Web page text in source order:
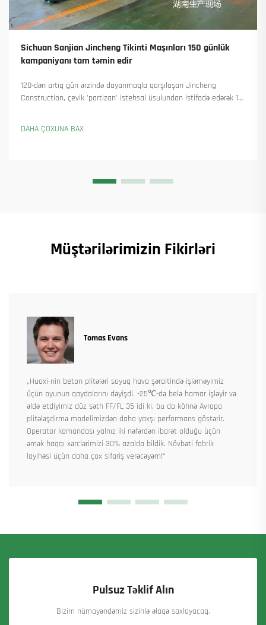
Sichuan Sanjian Jincheng Tikinti Maşınları 150 günlük
kampaniyanı tam təmin edir
120-dən artıq gün ərzində dayanmaqla qarşılaşan Jincheng
Construction, çevik 'partizan' istehsal üsulundan istifadə edərək 18
DAHA ÇOXUNA BAX
Müştərilərimizin Fikirləri
Tomas Evans
„Huaxi-nin beton plitələri soyuq hava şəraitində işləməyimiz
üçün oyunun qaydalarını dəyişdi. -25℃-də belə hamar işləyir və
əldə etdiyimiz düz səth FF/FL 35 idi ki, bu da köhnə Avropa
plitələşdirmə modelimizdən daha yaxşı performans göstərir.
Operator komandası yalnız iki nəfərdən ibarət olduğu üçün
əmək haqqı xərclərimizi 30% azalda bildik. Növbəti fabrik
layihəsi üçün daha çox sifariş verəcəyəm!“
Pulsuz Təklif Alın
Bizim nümayəndəmiz sizinlə əlaqə saxlayacaq.